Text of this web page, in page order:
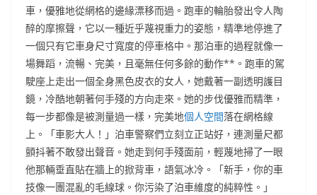
車，優雅地從網格的邊緣漂移而過。跑車的輪胎發出令人陶
醉的摩擦聲，它以一種近乎蔑視重力的姿態，精準地停進了
一個只有它車身尺寸寬度的停車格中。那泊車的過程就像一
場舞蹈，流暢、完美，且毫無任何多餘的動作**。跑車的駕
駛座上走出一個全身黑色皮衣的女人，她戴著一副透明護目
鏡，冷酷地朝著何手殘的方向走來。她的步伐優雅而精準，
每一步都像是被測量過一樣，完美地個人空間落在網格線
上。「車影大人！」泊車警察們立刻立正站好，連測量尺都
顫抖著不敢發出聲音。她走到何手殘面前，輕蔑地掃了一眼
他那輛垂直貼在牆上的掀背車，語氣冰冷。「新手，你的車
技像一團混亂的毛線球。你污染了泊車維度的純粹性。」